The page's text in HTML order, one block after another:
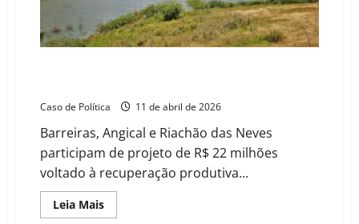
secretária
estadual
Bete
Costa
Caso de Política 11 de abril de 2026
Barreiras, Angical e Riachão das Neves
participam de projeto de R$ 22 milhões
voltado à recuperação produtiva...
Leia MaisRead
more